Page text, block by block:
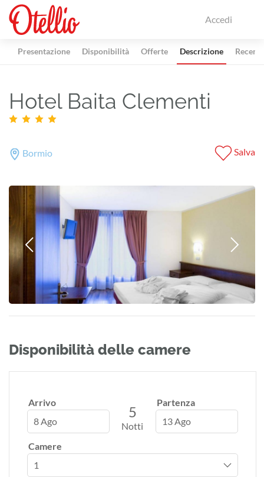
Accedi
Presentazione Disponibilità Offerte Descrizione
Hotel Baita Clementi
Bormio Salva
Disponibilità delle camere
Arrivo
8 Ago
5
Notti
Partenza
13 Ago
Camere